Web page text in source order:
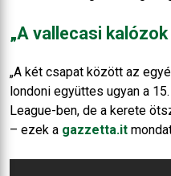
„A vallecasi
„A két csapat között az
londoni együttes ugyan a
League-ben, de a kerete
– ezek a gazzetta.it